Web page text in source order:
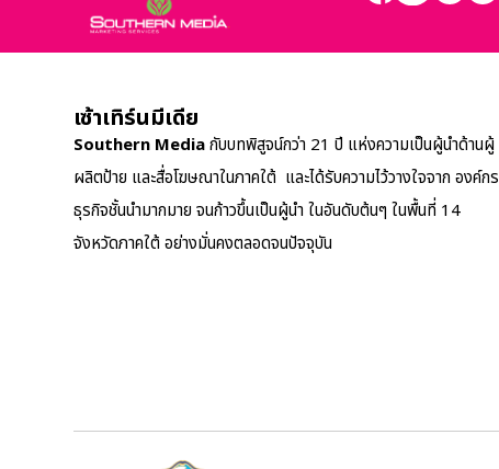
เซ้าเทิร์นมีเดีย
Southern Mediaกับบทพิสูจน์กว่า 21 ปี แห่งความเป็นผู้นำด้านผู้
ผลิตป้าย และสื่อโฆษณาในภาคใต้ และได้รับความไว้วางใจจาก องค์กร
ธุรกิจชั้นนำมากมาย จนก้าวขึ้นเป็นผู้นำ ในอันดับต้นๆ ในพื้นที่ 14
จังหวัดภาคใต้ อย่างมั่นคงตลอดจนปัจจุบัน